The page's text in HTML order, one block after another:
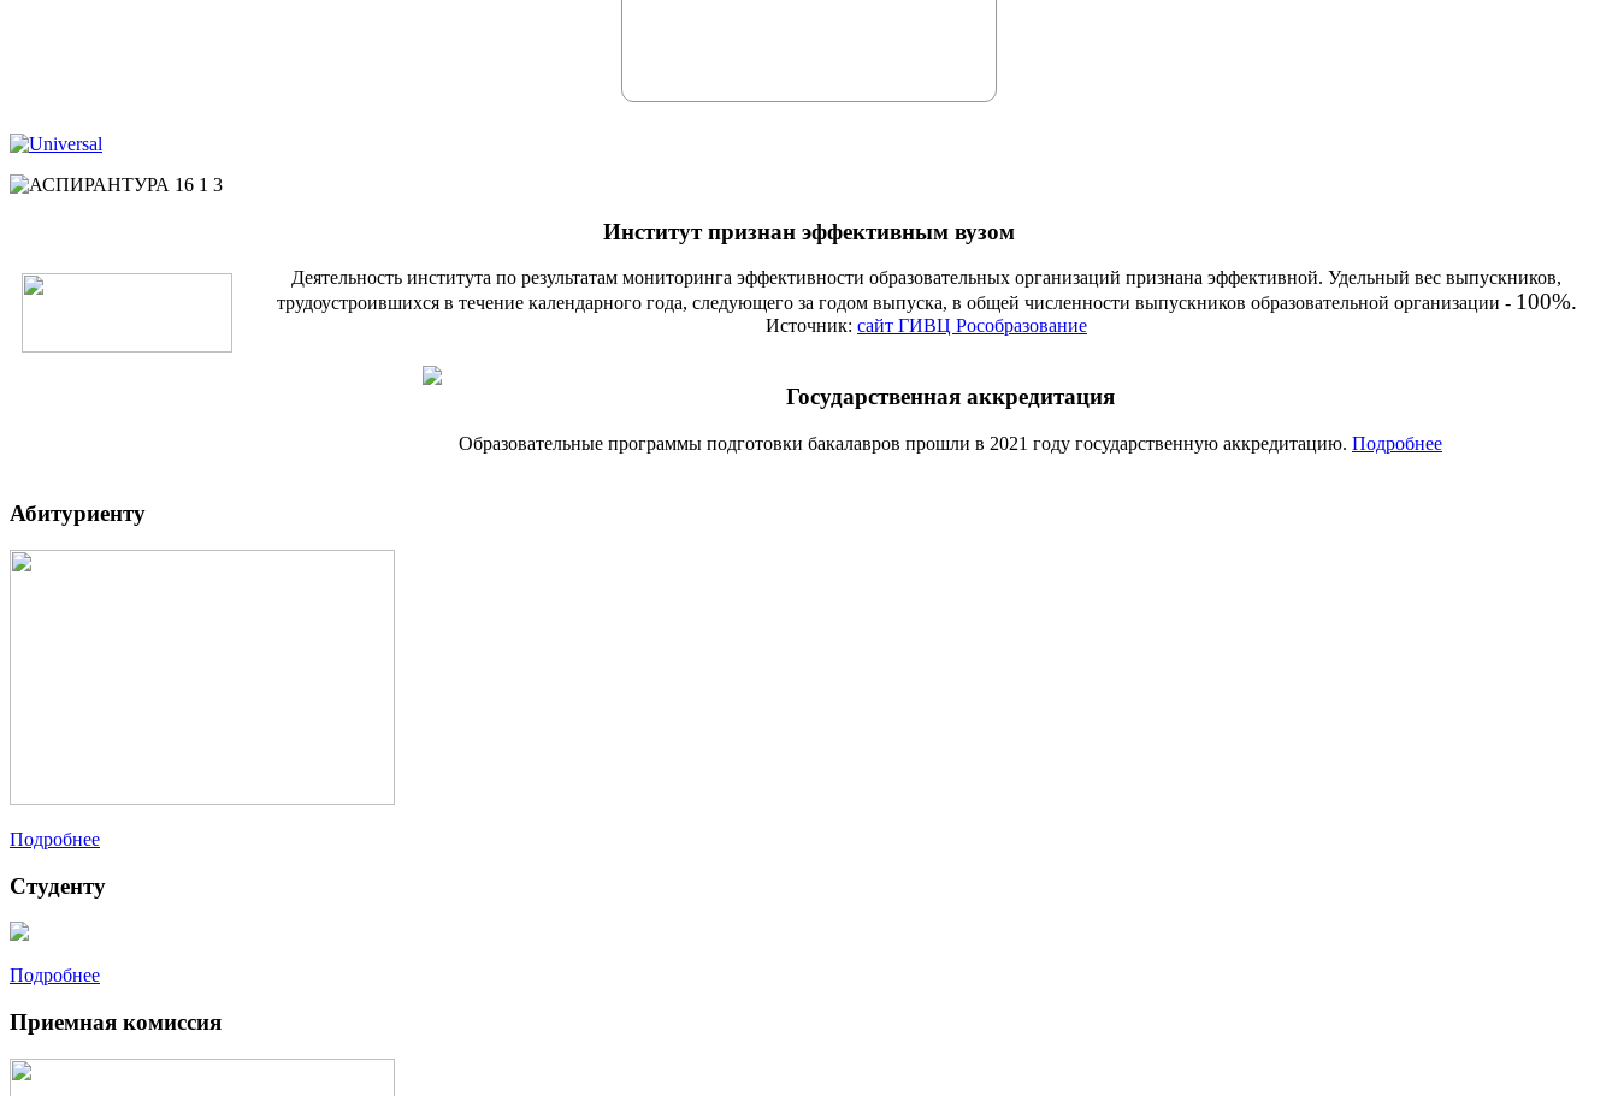
Институт признан эффективным вузом
Деятельность института по результатам мониторинга эффективности образовательных организаций признана эффективной. Удельный вес выпускников,
трудоустроившихся в течение календарного года, следующего за годом выпуска, в общей численности выпускников образовательной организации - 100%.
Источник: сайт ГИВЦ Рособразование
Государственная аккредитация
Образовательные программы подготовки бакалавров прошли в 2021 году государственную аккредитацию. Подробнее
Абитуриенту
Подробнее
Студенту
Подробнее
Приемная комиссия